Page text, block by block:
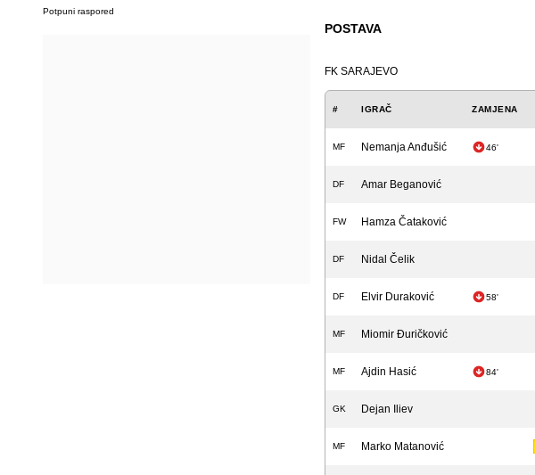
Potpuni raspored
POSTAVA
FK SARAJEVO
# IGRAČ ZAMJENA
MF Nemanja Anđušić 46'
DF Amar Beganović
FW Hamza Čataković
DF Nidal Čelik
DF Elvir Duraković 58'
MF Miomir Đuričković
MF Ajdin Hasić 84'
GK Dejan Iliev
MF Marko Matanović